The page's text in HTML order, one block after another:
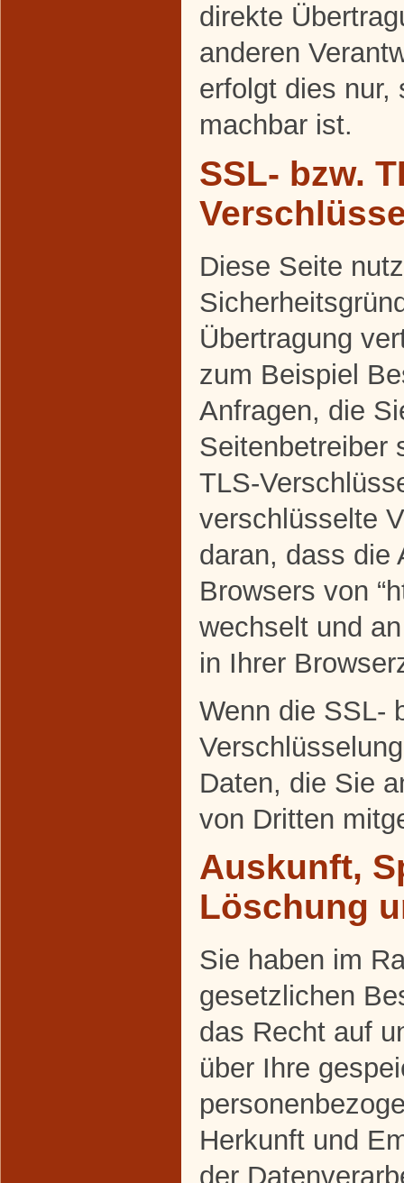
direkte
anderen
erfolgt dies nur,
machbar ist.
SSL- bzw.
Diese Seite
Übertragung
zum Beispiel
Anfragen, die
Seitenbetreiber
TLS-
verschlüsselte
daran, dass die
Browsers von
wechselt und
in Ihrer
Wenn die SSL-
Daten, die Sie
von Dritten
Auskunft,
Löschung
Sie haben im
gesetzlichen
das Recht auf
über Ihre
Herkunft und
der